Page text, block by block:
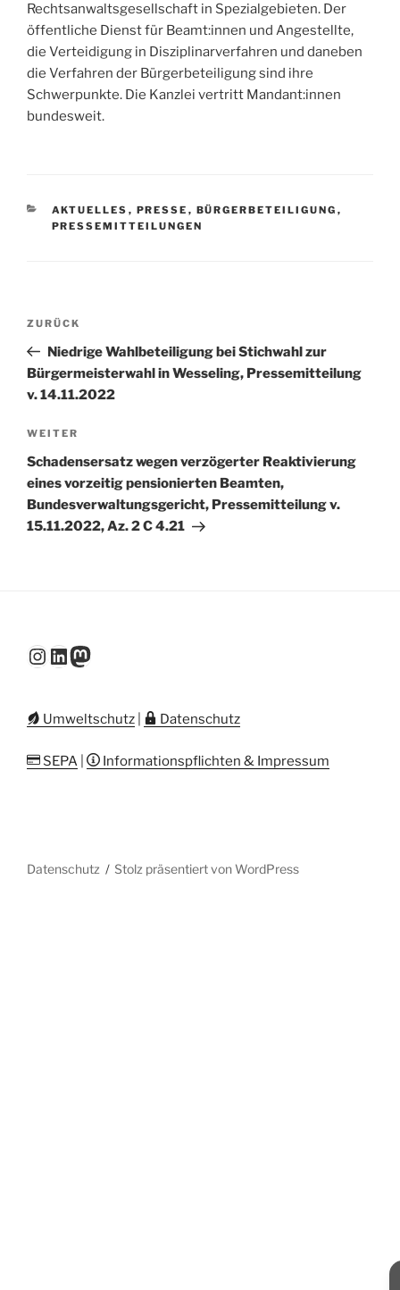
Rechtsanwaltsgesellschaft in Spezialgebieten. Der
öffentliche Dienst für Beamt:innen und Angestellte,
die Verteidigung in Disziplinarverfahren und daneben
die Verfahren der Bürgerbeteiligung sind ihre
Schwerpunkte. Die Kanzlei vertritt Mandant:innen
bundesweit.
KATEGORIEN
AKTUELLES , PRESSE , BÜRGERBETEILIGUNG ,
PRESSEMITTEILUNGEN
Beitragsnavigation
Vorheriger
Beitrag
ZURÜCK
Niedrige Wahlbeteiligung bei Stichwahl zur
Bürgermeisterwahl in Wesseling, Pressemitteilung
v. 14.11.2022
Nächster
Beitrag
WEITER
Schadensersatz wegen verzögerter Reaktivierung
eines vorzeitig pensionierten Beamten,
Bundesverwaltungsgericht, Pressemitteilung v.
15.11.2022, Az. 2 C 4.21
Instagram
LinkedIn
Mastodon
Umweltschutz Datenschutz
SEPA Informationspflichten & Impressum
Datenschutz Stolz präsentiert von WordPress